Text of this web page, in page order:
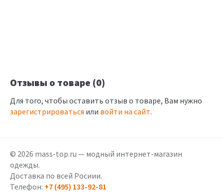
Отзывы о товаре (0)
Для того, чтобы оставить отзыв о товаре, Вам нужно
зарегистрироваться или войти на сайт.
© 2026 mass-top.ru — модный интернет-магазин
одежды.
Доставка по всей Росиии.
Телефон: +7 (495) 133-92-81